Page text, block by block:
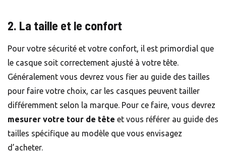
2. La taille et le confort
Pour votre sécurité et votre confort, il est primordial que
le casque soit correctement ajusté à votre tête.
Généralement vous devrez vous fier au guide des tailles
pour faire votre choix, car les casques peuvent tailler
différemment selon la marque. Pour ce faire, vous devrez
mesurer votre tour de tête et vous référer au guide des
tailles spécifique au modèle que vous envisagez
d’acheter.